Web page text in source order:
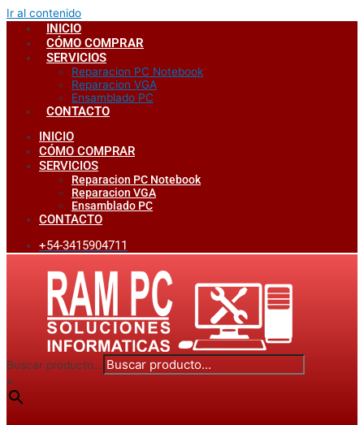
Ir al contenido
INICIO
CÓMO COMPRAR
SERVICIOS
Reparacion PC Notebook
Reparacion VGA
Ensamblado PC
CONTACTO
INICIO
CÓMO COMPRAR
SERVICIOS
Reparacion PC Notebook
Reparacion VGA
Ensamblado PC
CONTACTO
+54-3415904711
Buscar producto...
×